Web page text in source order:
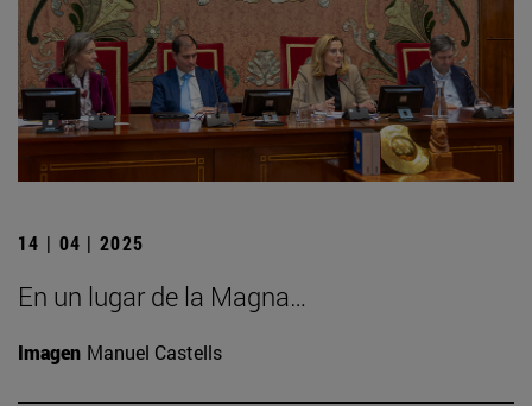
14 | 04 | 2025
En un lugar de la Magna…
Imagen Manuel Castells